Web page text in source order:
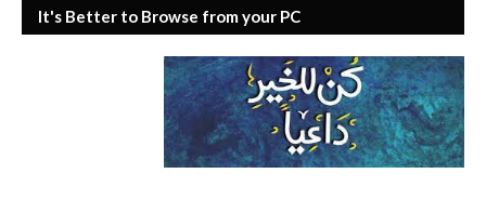
It's Better to Browse from your PC